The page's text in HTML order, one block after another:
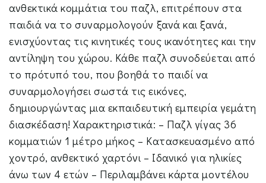
ανθεκτικά κομμάτια του παζλ, επιτρέπουν στα
παιδιά να το συναρμολογούν ξανά και ξανά,
ενισχύοντας τις κινητικές τους ικανότητες και την
αντίληψη του χώρου. Κάθε παζλ συνοδεύεται από
το πρότυπό του, που βοηθά το παιδί να
συναρμολογήσει σωστά τις εικόνες,
δημιουργώντας μια εκπαιδευτική εμπειρία γεμάτη
διασκέδαση! Χαρακτηριστικά: – Παζλ γίγας 36
κομματιών 1 μέτρο μήκος – Κατασκευασμένο από
χοντρό, ανθεκτικό χαρτόνι – Ιδανικό για ηλικίες
άνω των 4 ετών – Περιλαμβάνει κάρτα μοντέλου